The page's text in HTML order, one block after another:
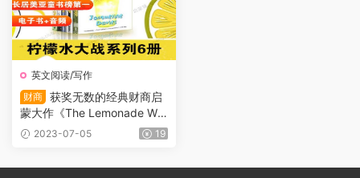
英文阅读/写作
财商 获奖无数的经典财商启
蒙大作《The Lemonade War
Series》柠檬水大战系列6册
2023-07-05 19